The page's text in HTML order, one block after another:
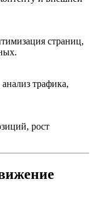
страниц,
трафика,
рост